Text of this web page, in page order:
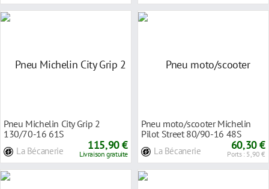
Pneu Michelin City Grip 2
130/70-16 61S
La Bécanerie 115,90 €
Livraison gratuite
Pneu moto/scooter Michelin
Pilot Street 80/90-16 48S
La Bécanerie 60,30 €
Ports : 5,90 €